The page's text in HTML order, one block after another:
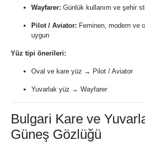
Wayfarer: Günlük kullanım ve şehir
Pilot / Aviator: Feminen, modern ve
uygun
Yüz tipi önerileri:
Oval ve kare yüz → Pilot / Aviator
Yuvarlak yüz → Wayfarer
Bulgari Kare ve
Güneş Gözlüğü